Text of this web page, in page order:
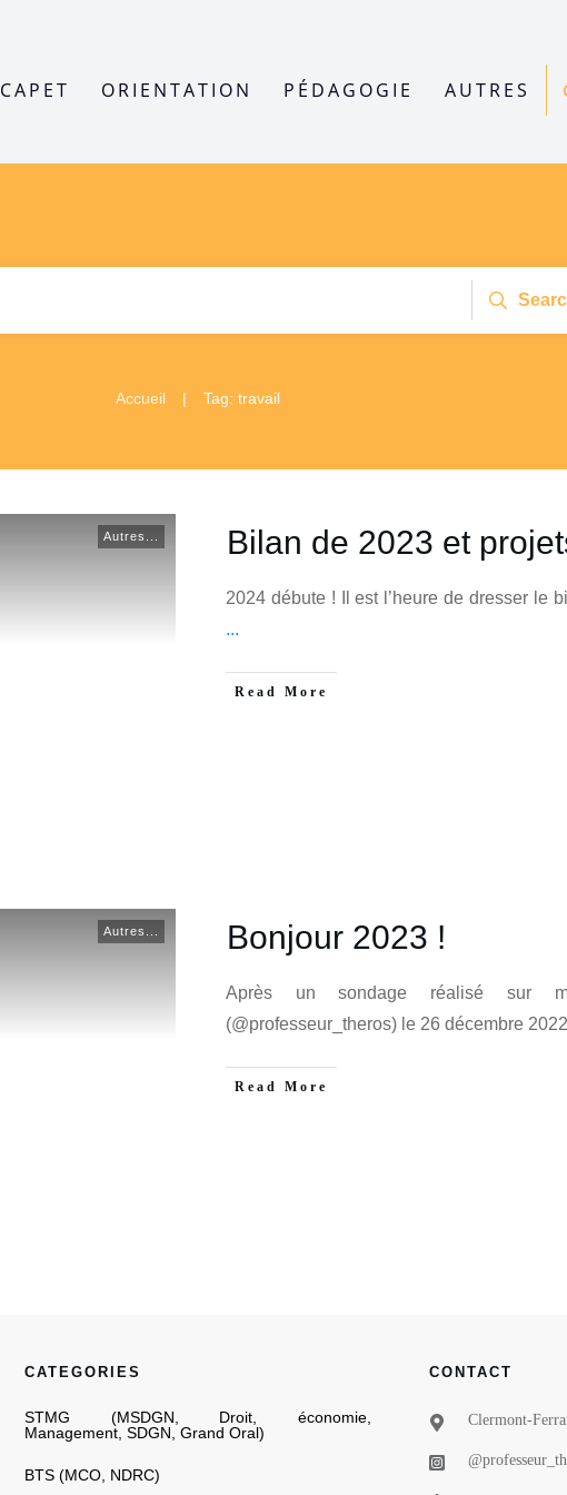
CAPET ORIENTATION PÉDAGOGIE AUTRES
Accueil | Tag: travail
Autres... Bilan de 2023 et
2024 débute ! Il est l’heure de dresser le
...
Read More
Autres... Bonjour 2023 !
Après un sondage réalisé sur
(@professeur_theros) le 26 décembre
Read More
CATEGORIES
STMG (MSDGN Droit économie,
Management ,SDGN ,Grand Oral)
BTS (MCO NDRC)
CONTACT
Clermont-